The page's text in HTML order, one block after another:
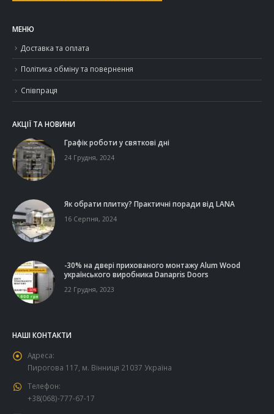
МЕНЮ
Доставка та оплата
Політика обміну та повернення
Співпраця
АКЦІЇ ТА НОВИНИ
Графік роботи у святкові дні
24 Грудня, 2024
Як обрати плитку? Практичні поради від LANA
16 Серпня, 2024
-30% на двері прихованого монтажу Alum Wood
українського виробника Danapris Doors
22 Грудня, 2023
НАШІ КОНТАКТИ
Адреса:
Пирогова 117, м. Вінниця 21037 Україна
Телефон:
+38(068)-777-67-17